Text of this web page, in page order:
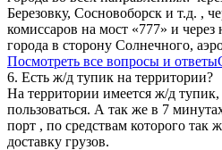
Березовку, Сосновоборск и т.д. ,
комиссаров на мост «777» и через
города в сторону Солнечного,
Посмотреть все вопросы и ответы
6. Есть ж/д тупик на территории?
На территории имеется ж/д
пользоваться. А так же в 7
порт , по средствам которого так
доставку грузов.